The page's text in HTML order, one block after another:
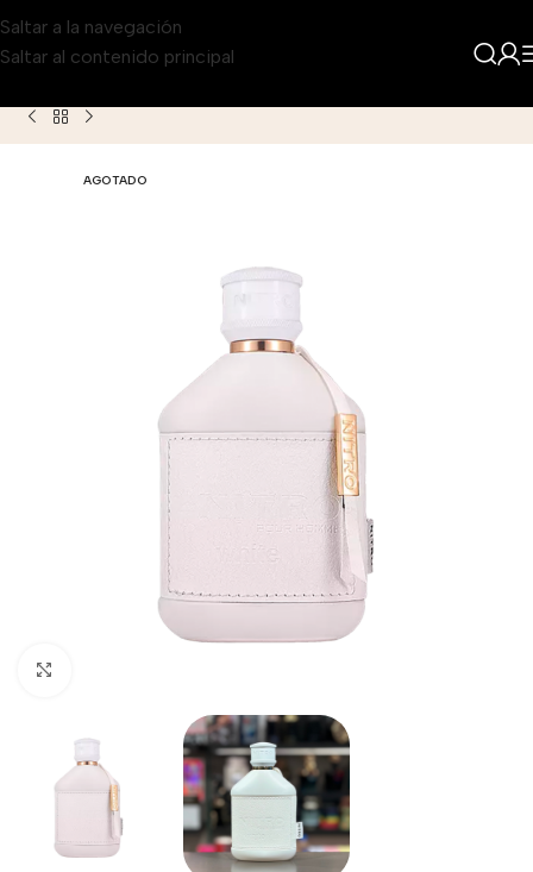
Saltar a la navegación
Saltar al contenido principal
AGOTADO